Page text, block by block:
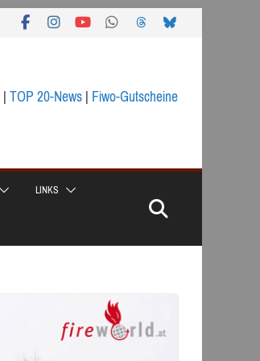
|TOP 20-News|Fiwo-Gutscheine
LINKS